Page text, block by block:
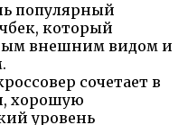
популярный
который
внешним видом и
сочетает в
хорошую
уровень